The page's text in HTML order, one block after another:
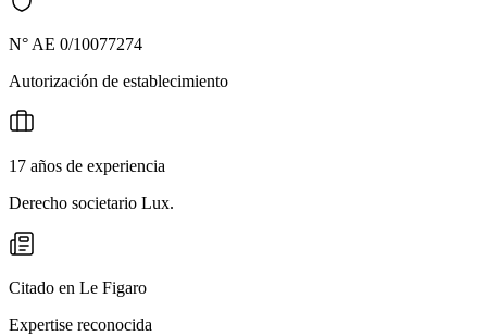
N° AE 0/10077274
Autorización de establecimiento
17 años de experiencia
Derecho societario Lux.
Citado en Le Figaro
Expertise reconocida